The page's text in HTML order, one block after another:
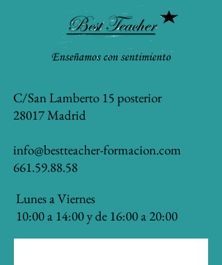
C/San Lamberto 15 posterior
28017 Madrid
info@bestteacher-formacion.com
661.59.88.58
Lunes a Viernes
10:00 a 14:00 y de 16:00 a 20:00